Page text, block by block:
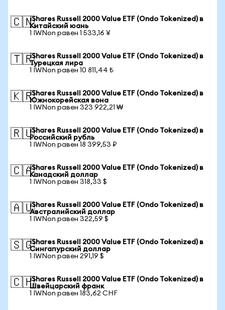
🇨🇳iShares Russell 2000 Value ETF (Ondo Tokenized) в
Китайский юань
1 IWNon равен 1 533,16 ¥
🇹🇷iShares Russell 2000 Value ETF (Ondo Tokenized) в
Турецкая лира
1 IWNon равен 10 811,44 ₺
🇰🇷iShares Russell 2000 Value ETF (Ondo Tokenized) в
Южнокорейская вона
1 IWNon равен 323 922,21 ₩
🇷🇺iShares Russell 2000 Value ETF (Ondo Tokenized) в
Российский рубль
1 IWNon равен 18 399,53 ₽
🇨🇦iShares Russell 2000 Value ETF (Ondo Tokenized) в
Канадский доллар
1 IWNon равен 318,33 $
🇦🇺iShares Russell 2000 Value ETF (Ondo Tokenized) в
Австралийский доллар
1 IWNon равен 322,59 $
🇸🇬iShares Russell 2000 Value ETF (Ondo Tokenized) в
Сингапурский доллар
1 IWNon равен 291,19 $
🇨🇭iShares Russell 2000 Value ETF (Ondo Tokenized) в
Швейцарский франк
1 IWNon равен 183,62 CHF